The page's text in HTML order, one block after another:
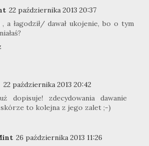
22 października 2013 20:37
, a łagodził/ dawał ukojenie, bo o tym
22 października 2013 20:42
dopisuje! zdecydowania dawanie
to kolejna z jego zalet ;-)
26 października 2013 11:26